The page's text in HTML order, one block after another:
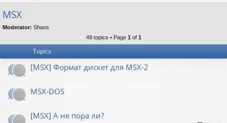
s
MSX
Moderator: Shaos
49 topics • Page 1 of 1
Topics
[MSX] Формат дискет для MSX-2
MSX-DOS
[MSX] А не пора ли?